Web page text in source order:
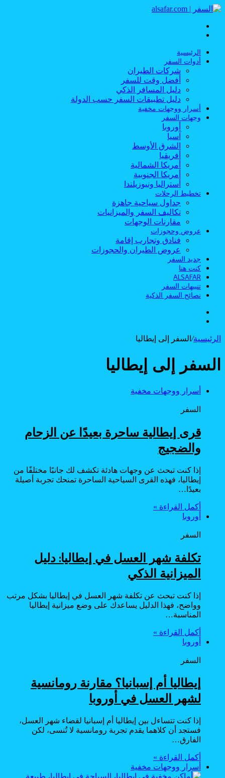
الرئيسية
أدوات السفر
شركات الطيران
أفضل وقت للسفر
دليل المسافر الذكي
دليل تطبيقات السفر حسب الدولة
أسرار ووجهات مخفية
وجهات السفر
أوروبا
آسيا
الشرق الأوسط
أفريقيا
أمريكا الشمالية
أمريكا الجنوبية
أستراليا ونيوزيلندا
تخطيط الرحلات
جداول سياحية جاهزة
تكاليف السفر والميزانيات
مقارنات الوجهات
عروض وحجوزات
فنادق وتجارب إقامة
عروض الطيران والحجوزات
جديد السفر
كنت هنا
ALSAFAR
تنبيهات السفر
نصائح السفر الذكية
الرئيسية/ السفر إلى إيطاليا
السفر إلى إيطاليا
أسرار ووجهات مخفية
السفر
قرى إيطالية ساحرة بعيدًا عن الزحام
والضجيج
إذا كنت تبحث عن وجهات هادئة تكشف لك جانبًا مختلفًا من
إيطاليا، فهذه القرى السياحية الساحرة تمنحك تجربة أصيلة
بعيدًا…
أكمل القراءة »
أوروبا
السفر
تكلفة شهر العسل في إيطاليا: دليل
الميزانية الذكي
إذا كنت تبحث عن تكلفة شهر العسل في إيطاليا بشكل مرتب
وواضح، فهذا الدليل يساعدك على وضع ميزانية إيطاليا
المناسبة…
أكمل القراءة »
أوروبا
السفر
إيطاليا أم إسبانيا؟ مقارنة رومانسية
لشهر العسل في أوروبا
إذا كنت تتساءل بين إيطاليا أم إسبانيا لقضاء شهر العسل،
فستجد أن كلاهما يقدم تجربة رومانسية لا تُنسى، لكن
الفارق…
أكمل القراءة »
أسرار ووجهات مخفية